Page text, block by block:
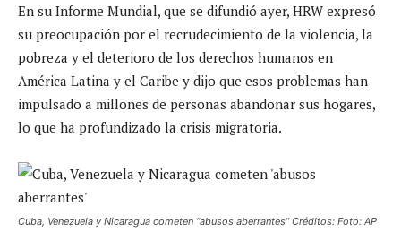
En su Informe Mundial, que se difundió ayer, HRW expresó
su preocupación por el recrudecimiento de la violencia, la
pobreza y el deterioro de los derechos humanos en
América Latina y el Caribe y dijo que esos problemas han
impulsado a millones de personas abandonar sus hogares,
lo que ha profundizado la crisis migratoria.
Cuba, Venezuela y Nicaragua cometen “abusos aberrantes” Créditos: Foto: AP